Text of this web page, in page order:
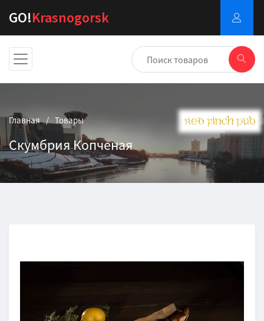
GO!Krasnogorsk
Главная Товары
Скумбрия Копченая